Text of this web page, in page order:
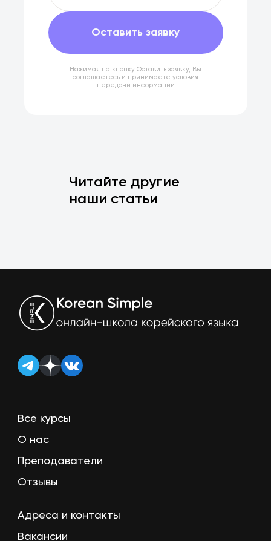
Оставить заявку
Нажимая на кнопку Оставить заявку, Вы
соглашаетесь и принимаете условия
передачи информации
Читайте другие
наши статьи
Все курсы
О нас
Преподаватели
Отзывы
Адреса и контакты
Вакансии